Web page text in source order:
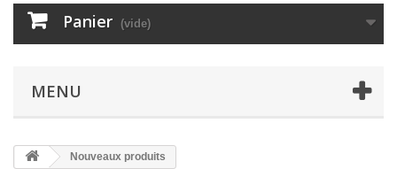
Panier (vide)
MENU
Nouveaux produits